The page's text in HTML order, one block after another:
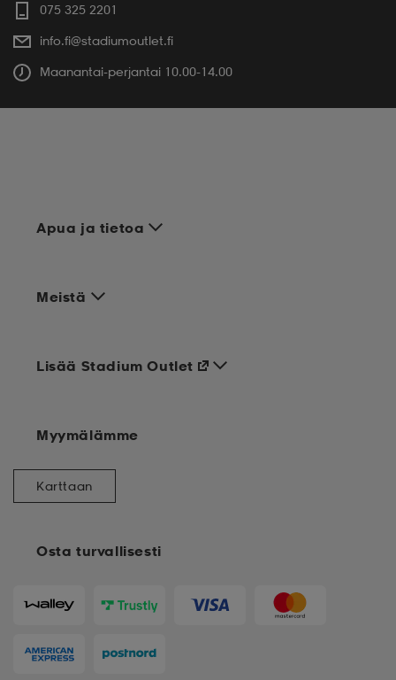
075 325 2201
info.fi@stadiumoutlet.fi
Maanantai-perjantai 10.00-14.00
Apua ja tietoa
Meistä
Osta turvallisesti
Lisää Stadium Outlet
Myymälämme
Karttaan